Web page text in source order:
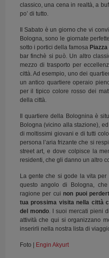
classico, una cena in realtà, a
po’ di tutto.
Il Sabato è un giorno che vi
Bologna, sono le giornate
sotto i portici della famosa
bar finchè si può. Un altro
mezzo di trasporto per
città. Ad esempio, uno dei
un antico quartiere operaio
per il tipico colore rosso dei
della città.
Il quartiere della Bolognina è
Bologna (vicino alla stazione),
di moltissimi giovani e di tutti
persona l’aria frizante che si
street art, e dove colpisce la
residenti, che gli danno un altro
La gente che si gode la vita
questo angolo di Bologna,
ragione per cui non puoi
tua prossima visita nella città
del mondo. I suoi mercati pieni
attività che qui si organizzano
inserirli nella nostra lista di
Foto | Engin Akyurt